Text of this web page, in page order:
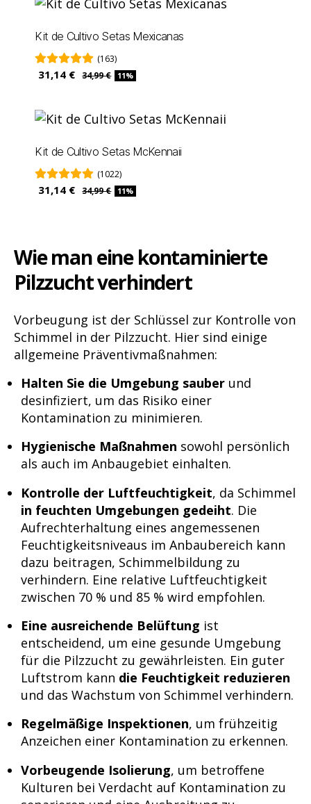
Kit de Cultivo Setas Mexicanas
(163)
31,14 € 34,99 € 11%
Kit de Cultivo Setas McKennaii
(1022)
31,14 € 34,99 € 11%
Wie man eine kontaminierte
Pilzzucht verhindert
Vorbeugung ist der Schlüssel zur Kontrolle von
Schimmel in der Pilzzucht. Hier sind einige
allgemeine Präventivmaßnahmen:
Halten Sie die Umgebung sauber und
desinfiziert, um das Risiko einer
Kontamination zu minimieren.
Hygienische Maßnahmen sowohl persönlich
als auch im Anbaugebiet einhalten.
Kontrolle der Luftfeuchtigkeit, da Schimmel
in feuchten Umgebungen gedeiht. Die
Aufrechterhaltung eines angemessenen
Feuchtigkeitsniveaus im Anbaubereich kann
dazu beitragen, Schimmelbildung zu
verhindern. Eine relative Luftfeuchtigkeit
zwischen 70 % und 85 % wird empfohlen.
Eine ausreichende Belüftung ist
entscheidend, um eine gesunde Umgebung
für die Pilzzucht zu gewährleisten. Ein guter
Luftstrom kann die Feuchtigkeit reduzieren
und das Wachstum von Schimmel verhindern.
Regelmäßige Inspektionen, um frühzeitig
Anzeichen einer Kontamination zu erkennen.
Vorbeugende Isolierung, um betroffene
Kulturen bei Verdacht auf Kontamination zu